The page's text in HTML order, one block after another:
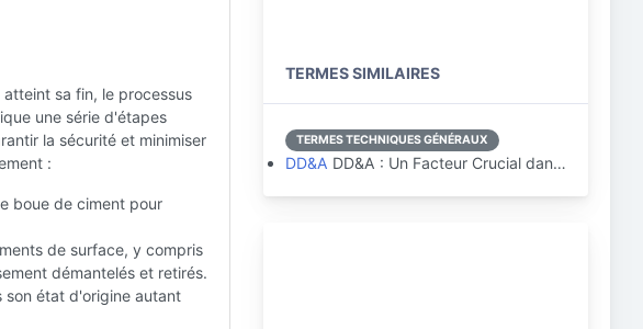
sa fin, le processus
une série d'étapes
la sécurité et minimiser
:
boue de ciment pour
de surface, y compris
démantelés et retirés.
son état d'origine autant
TERMES SIMILAIRES
TERMES TECHNIQUES GÉNÉRAUX
DD&A DD&A : Un Facteur Crucial dan…